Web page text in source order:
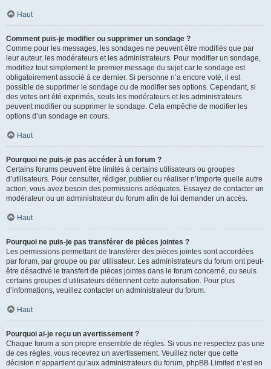
Haut
Comment puis-je modifier ou supprimer un sondage ?
Comme pour les messages, les sondages ne peuvent être modifiés que par
leur auteur, les modérateurs et les administrateurs. Pour modifier un sondage,
modifiez tout simplement le premier message du sujet car le sondage est
obligatoirement associé à ce dernier. Si personne n’a encore voté, il est
possible de supprimer le sondage ou de modifier ses options. Cependant, si
des votes ont été exprimés, seuls les modérateurs et les administrateurs
peuvent modifier ou supprimer le sondage. Cela empêche de modifier les
options d’un sondage en cours.
Haut
Pourquoi ne puis-je pas accéder à un forum ?
Certains forums peuvent être limités à certains utilisateurs ou groupes
d’utilisateurs. Pour consulter, rédiger, publier ou réaliser n’importe quelle autre
action, vous avez besoin des permissions adéquates. Essayez de contacter un
modérateur ou un administrateur du forum afin de lui demander un accès.
Haut
Pourquoi ne puis-je pas transférer de pièces jointes ?
Les permissions permettant de transférer des pièces jointes sont accordées
par forum, par groupe ou par utilisateur. Les administrateurs du forum ont peut-
être désactivé le transfert de pièces jointes dans le forum concerné, ou seuls
certains groupes d’utilisateurs détiennent cette autorisation. Pour plus
d’informations, veuillez contacter un administrateur du forum.
Haut
Pourquoi ai-je reçu un avertissement ?
Chaque forum a son propre ensemble de règles. Si vous ne respectez pas une
de ces règles, vous recevrez un avertissement. Veuillez noter que cette
décision n’appartient qu’aux administrateurs du forum, phpBB Limited n’est en